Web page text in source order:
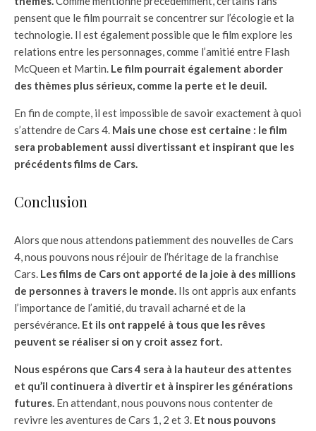
pensent que le film pourrait se concentrer sur l’écologie et la
technologie. Il est également possible que le film explore les
relations entre les personnages, comme l’amitié entre Flash
McQueen et Martin. Le film pourrait également aborder
des thèmes plus sérieux, comme la perte et le deuil.
En fin de compte, il est impossible de savoir exactement à quoi
s’attendre de Cars 4. Mais une chose est certaine : le film
sera probablement aussi divertissant et inspirant que les
précédents films de Cars.
Conclusion
Alors que nous attendons patiemment des nouvelles de Cars
4, nous pouvons nous réjouir de l’héritage de la franchise
Cars. Les films de Cars ont apporté de la joie à des millions
de personnes à travers le monde. Ils ont appris aux enfants
l’importance de l’amitié, du travail acharné et de la
persévérance. Et ils ont rappelé à tous que les rêves
peuvent se réaliser si on y croit assez fort.
Nous espérons que Cars 4 sera à la hauteur des attentes
et qu’il continuera à divertir et à inspirer les générations
futures. En attendant, nous pouvons nous contenter de
revivre les aventures de Cars 1, 2 et 3. Et nous pouvons